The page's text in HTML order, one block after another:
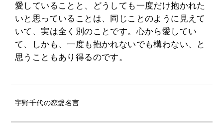
愛していることと、どうしても一度だけ抱かれた
いと思っていることは、同じことのように見えて
いて、実は全く別のことです。心から愛してい
て、しかも、一度も抱かれないでも構わない、と
思うこともあり得るのです。
宇野千代の恋愛名言